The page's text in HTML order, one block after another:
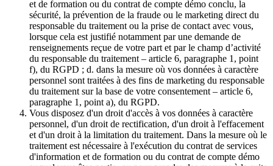
et de formation ou du contrat de compte démo conclu, la
sécurité, la prévention de la fraude ou le marketing direct du
responsable du traitement ou la prise de contact avec vous,
lorsque cela est justifié notamment par une demande de
renseignements reçue de votre part et par le champ d’activité
du responsable du traitement – article 6, paragraphe 1, point
f), du RGPD ; d. dans la mesure où vos données à caractère
personnel sont traitées à des fins de marketing du responsable
du traitement sur la base de votre consentement – article 6,
paragraphe 1, point a), du RGPD.
Vous disposez d'un droit d'accès à vos données à caractère
personnel, d'un droit de rectification, d'un droit à l'effacement
et d'un droit à la limitation du traitement. Dans la mesure où le
traitement est nécessaire à l'exécution du contrat de services
d'information et de formation ou du contrat de compte démo